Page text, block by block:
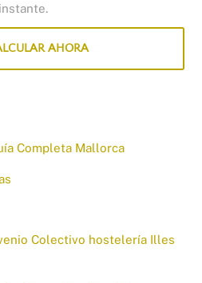
instante.
AHORA
Completa Mallorca
Colectivo hostelería Illes